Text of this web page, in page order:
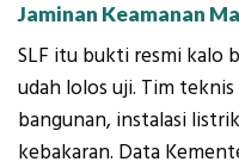
Jaminan Keamanan
SLF itu bukti resmi kalo
udah lolos uji. Tim
bangunan, instalasi
kebakaran. Data